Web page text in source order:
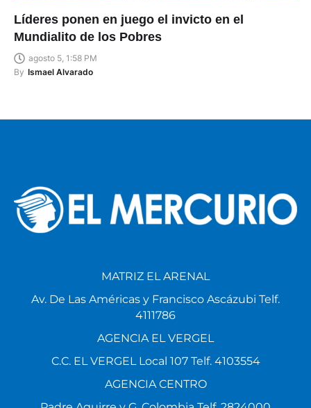
Líderes ponen en juego el invicto en el
Mundialito de los Pobres
agosto 5, 1:58 PM
By Ismael Alvarado
MATRIZ EL ARENAL
Av. De Las Américas y Francisco Ascázubi Telf.
4111786
AGENCIA EL VERGEL
C.C. EL VERGEL Local 107 Telf. 4103554
AGENCIA CENTRO